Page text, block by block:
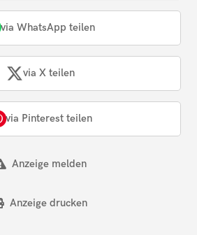
via WhatsApp teilen
via X teilen
via Pinterest teilen
Anzeige melden
Anzeige drucken